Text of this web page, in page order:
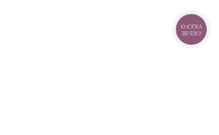
КНОПКА
ЗВ'ЯЗКУ